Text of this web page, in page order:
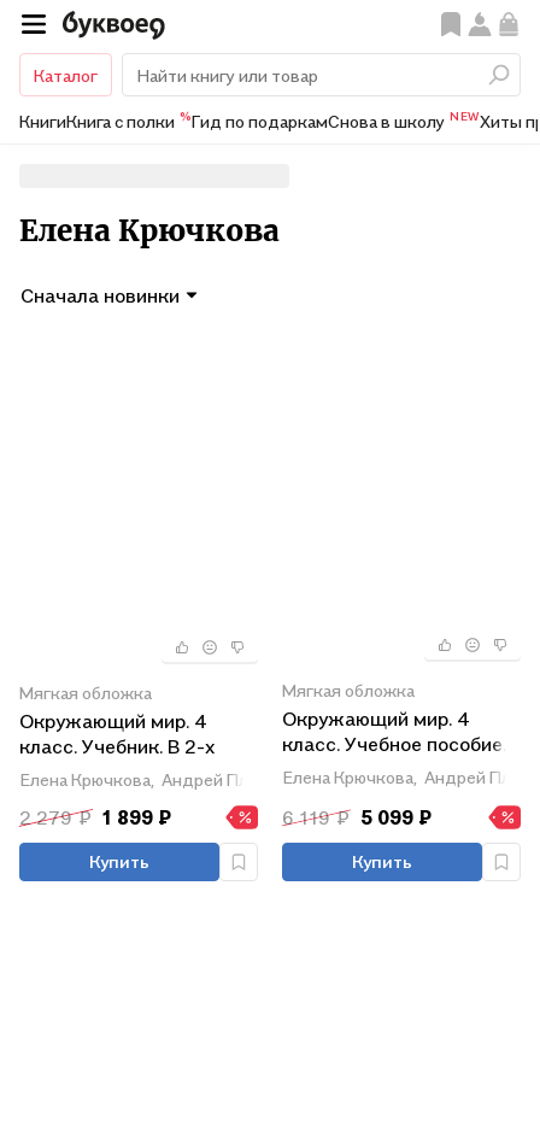
Каталог
КнигиКнига с полки %Гид по подаркамСнова в школу NEWХиты
Елена Крючкова
Сначала новинки
Мягкая обложка
Окружающий мир. 4
класс. Учебник. В 2-х
частях. Часть 1. ФГОС
Елена Крючкова, Андрей Плешаков
2 279 ₽ 1 899 ₽
Купить
Мягкая обложка
Окружающий мир. 4
класс. Учебное пособие.
В четырех частях. Часть
2 (для слабовидящих
обучающихся). ФГОС
2021
Елена Крючкова, Андрей
6 119 ₽ 5 099 ₽
Купить